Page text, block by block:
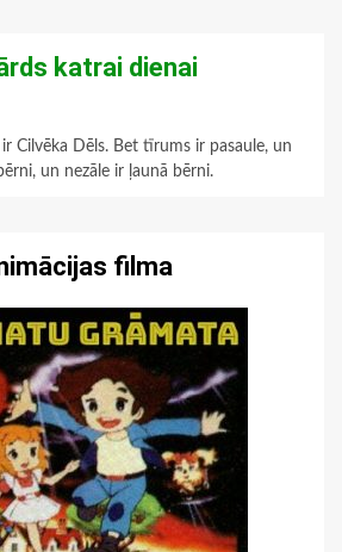
katrai dienai
ir Cilvēka Dēls. Bet tīrums ir pasaule, un
un nezāle ir ļaunā bērni.
filma